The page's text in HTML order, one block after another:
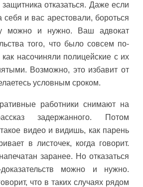
защитника отказаться. Даже если
и вас арестовали, бороться
можно и нужно. Ваш адвокат
того, что было совсем по-
как насочиняли полицейские с их
Возможно, это избавит от
условным сроком.
работники снимают на
задержанного. Потом
видео и видишь, как парень
в листочек, когда говорит.
заранее. Но отказаться
можно и нужно.
что в таких случаях рядом